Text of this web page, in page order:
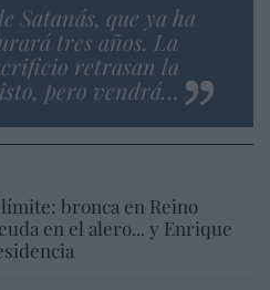
Satanás, que ya ha
tres años. La
retrasan la
pero vendrá…
bronca en Reino
en el alero... y Enrique